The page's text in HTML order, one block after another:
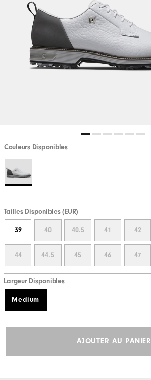
Couleurs Disponibles
Tailles Disponibles (EUR)
39 40 40.5 41 42
44 44.5 45 46 47
Largeur Disponibles
Medium
AJOUTER AU PANIER